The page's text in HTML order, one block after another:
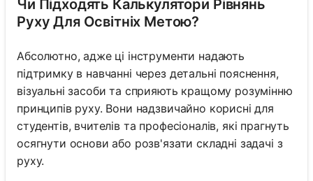
Чи Підходять Калькулятори Рівнянь
Руху Для Освітніх Метою?
Абсолютно, адже ці інструменти надають
підтримку в навчанні через детальні пояснення,
візуальні засоби та сприяють кращому розумінню
принципів руху. Вони надзвичайно корисні для
студентів, вчителів та професіоналів, які прагнуть
осягнути основи або розв'язати складні задачі з
руху.